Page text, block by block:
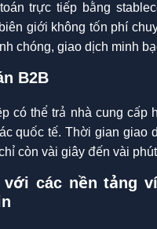
trực tiếp bằng
giới không tốn phí
chóng, giao dịch minh
B2B
có thể trả nhà cung cấp
quốc tế. Thời gian giao
còn vài giây đến vài
với các nền tảng